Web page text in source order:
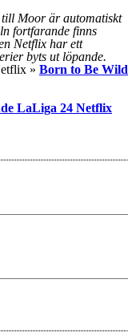
Moor är automatiskt
fortfarande finns
Netflix har ett
byts ut löpande.
» Born to Be Wild
LaLiga 24 Netflix